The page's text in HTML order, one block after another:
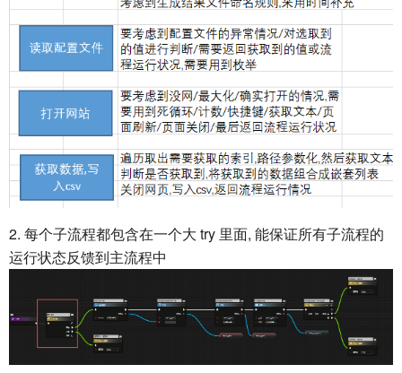
2. 每个子流程都包含在一个大 try 里面, 能保证所有子流程的
运行状态反馈到主流程中